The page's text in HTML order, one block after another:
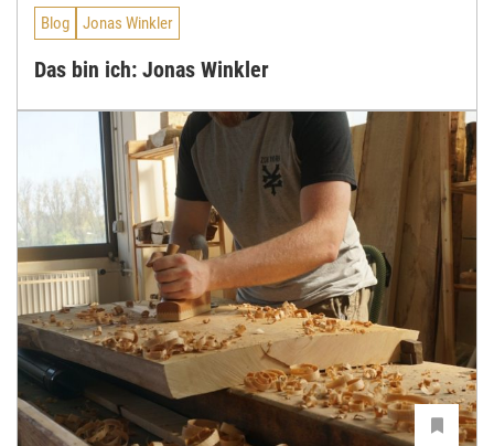
Blog Jonas Winkler
Das bin ich: Jonas Winkler